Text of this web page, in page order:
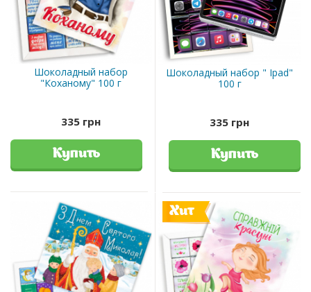
Шоколадный набор
"Коханому" 100 г
335 грн
Купить
Шоколадный набор " Ipad"
100 г
335 грн
Купить
Хит